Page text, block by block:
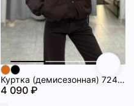
Куртка (демисезонная) 72462069\1013
4 090 ₽